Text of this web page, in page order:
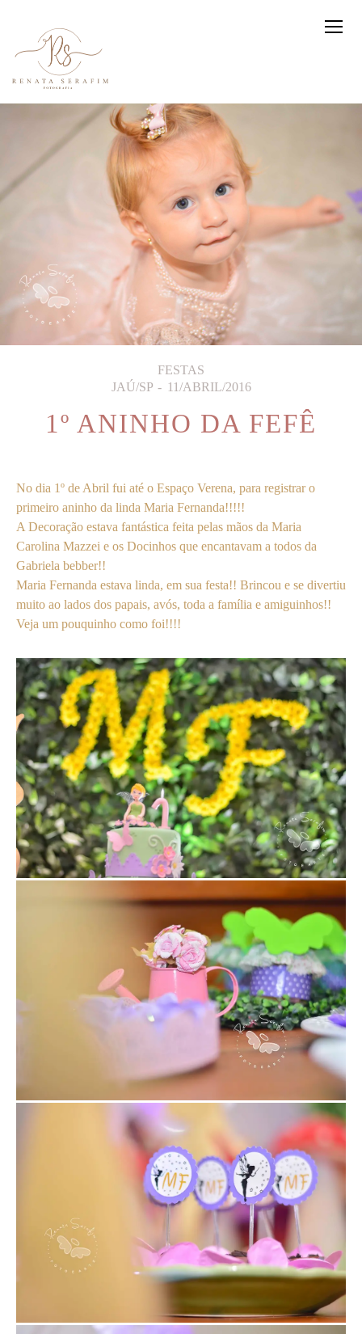
FESTAS
JAÚ/SP
11/ABRIL/2016
1º ANINHO DA FEFÊ
No dia 1º de Abril fui até o Espaço Verena, para registrar o
primeiro aninho da linda Maria Fernanda!!!!!
A Decoração estava fantástica feita pelas mãos da Maria
Carolina Mazzei e os Docinhos que encantavam a todos da
Gabriela bebber!!
Maria Fernanda estava linda, em sua festa!! Brincou e se divertiu
muito ao lados dos papais, avós, toda a família e amiguinhos!!
Veja um pouquinho como foi!!!!